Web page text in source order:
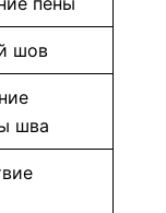
шов
шва